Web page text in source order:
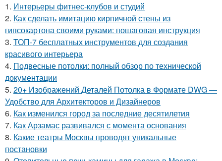
1. Интерьеры фитнес-клубов и студий
2. Как сделать имитацию кирпичной стены из
гипсокартона своими руками: пошаговая инструкция
3. ТОП-7 бесплатных инструментов для создания
красивого интерьера
4. Подвесные потолки: полный обзор по технической
документации
5. 20+ Изображений Деталей Потолка в Формате DWG —
Удобство для Архитекторов и Дизайнеров
6. Как изменился город за последние десятилетия
7. Как Арзамас развивался с момента основания
8. Какие театры Москвы проводят уникальные
постановки